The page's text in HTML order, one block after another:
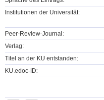
Institutionen der Universität:
Peer-Review-Journal:
Verlag:
Titel an der KU entstanden:
KU.edoc-ID: